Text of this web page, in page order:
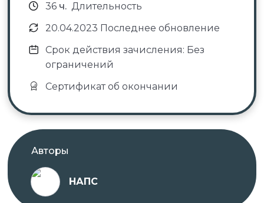
36ч. Длительность
20.04.2023 Последнее обновление
Срок действия зачисления: Без
ограничений
Сертификат об окончании
Авторы
НАПС